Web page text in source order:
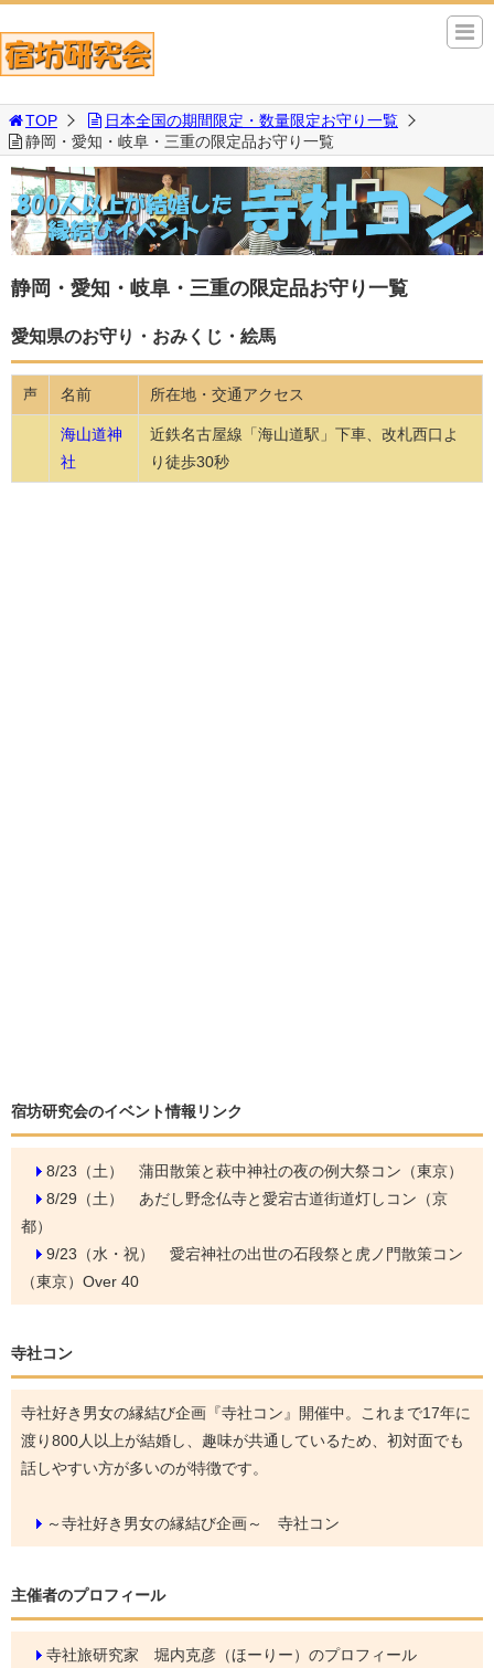
TOP
日本全国の期間限定・数量限定お守り一覧
静岡・愛知・岐阜・三重の限定品お守り一覧
静岡・愛知・岐阜・三重の限定品お守り一覧
愛知県のお守り・おみくじ・絵馬
声 名前 所在地・交通アクセス
海山道神
社
近鉄名古屋線「海山道駅」下車、改札西口よ
り徒歩30秒
宿坊研究会のイベント情報リンク
8/23（土） 蒲田散策と萩中神社の夜の例大祭コン（東京）
8/29（土） あだし野念仏寺と愛宕古道街道灯しコン（京
都）
9/23（水・祝） 愛宕神社の出世の石段祭と虎ノ門散策コン
（東京）Over 40
寺社コン
寺社好き男女の縁結び企画『寺社コン』開催中。これまで17年に
渡り800人以上が結婚し、趣味が共通しているため、初対面でも
話しやすい方が多いのが特徴です。
～寺社好き男女の縁結び企画～ 寺社コン
主催者のプロフィール
寺社旅研究家 堀内克彦（ほーりー）のプロフィール